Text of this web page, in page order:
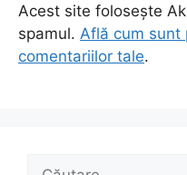
Acest site folosește
spamul. Află cum sunt
comentariilor tale.
Caută